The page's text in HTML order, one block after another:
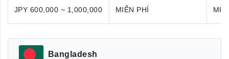
JPY 600,000 ~ 1,000,000 MIỄN PHÍ
Bangladesh